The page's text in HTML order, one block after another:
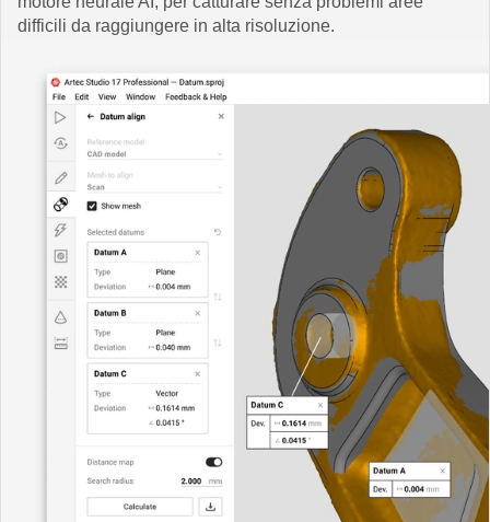
difficili da raggiungere in alta risoluzione.